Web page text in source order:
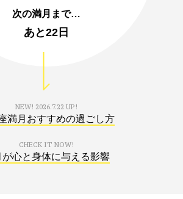
次の満月まで…
あと22日
NEW! 2026.7.22 UP!
満月おすすめの過ごし方
CHECK IT NOW!
が心と身体に与える影響